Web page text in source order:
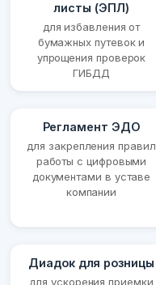
листы (ЭПЛ)
для избавления от
бумажных путевок и
упрощения проверок
ГИБДД
Регламент ЭДО
для закрепления правил
работы с цифровыми
документами в уставе
компании
Диадок для розницы
для ускорения приемки